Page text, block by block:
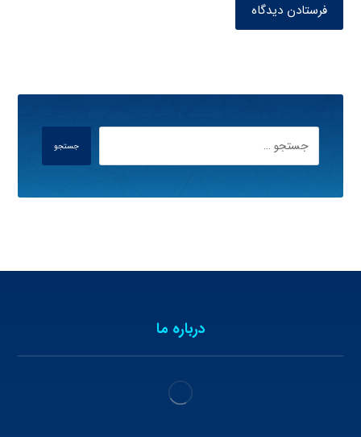
فرستادن دیدگاه
جستجو
درباره ما